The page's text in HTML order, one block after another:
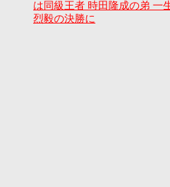
は同級王者 時田隆成の弟 一
烈毅の決勝に